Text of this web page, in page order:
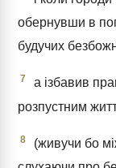
обернувши в
будучих
7
а ізбавив
розпустним
8
(живучи бо